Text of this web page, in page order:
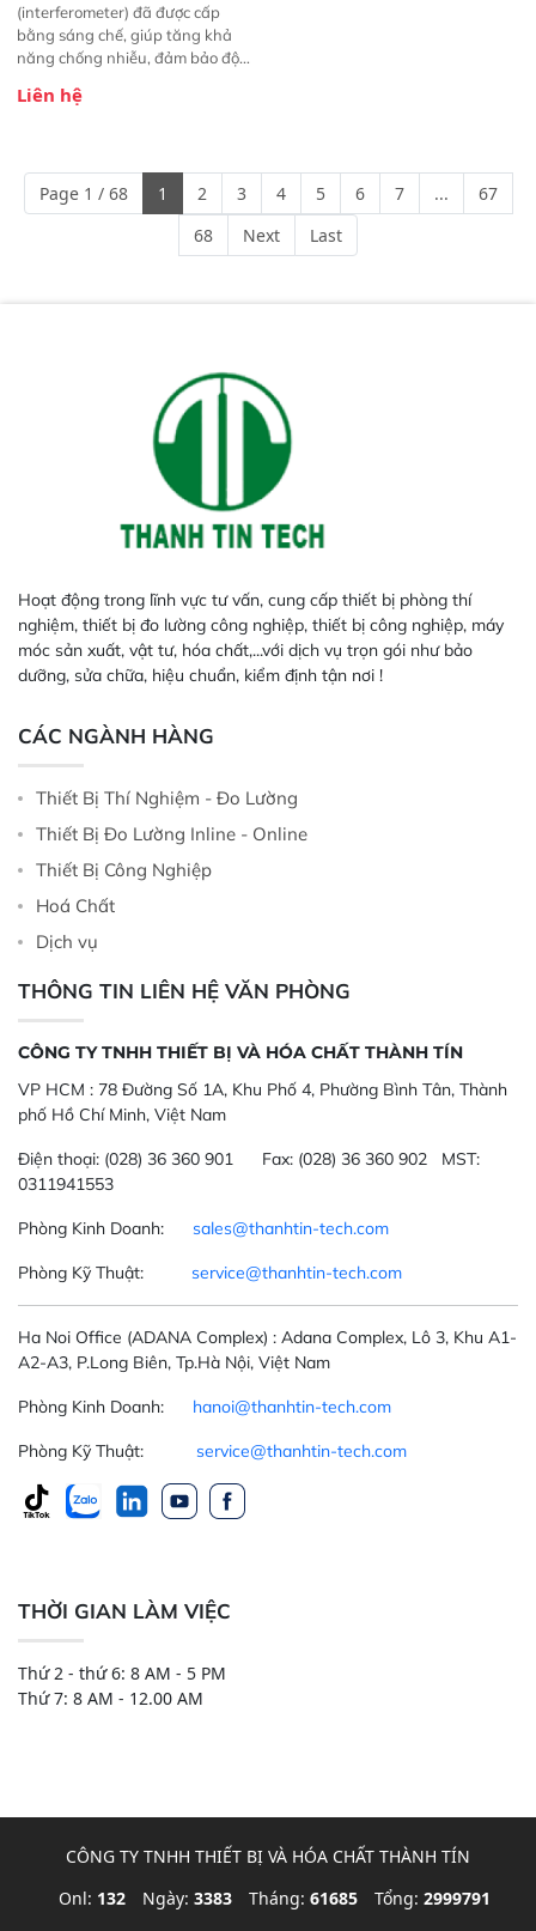
(interferometer) đã được cấp
bằng sáng chế, giúp tăng khả
năng chống nhiễu, đảm bảo độ
Phạm vi ứng dụng rộng: Đáp ứng
ngành công nghiệp khác nhau. 
Độ nhạy cao: Trang bị đầu dò
InGaAs độ nhạy cao, cung cấp
phản hồi phổ tuyến tính đầy đủ,
đảm bảo độ chính xác và khả
Liên hệ
Page 1 / 68 1 2 3 4 5 6 7 ...
67
68
Next Last
Hoạt động trong lĩnh vực tư vấn, cung cấp thiết bị phòng thí
nghiệm, thiết bị đo lường công nghiệp, thiết bị công nghiệp, máy
móc sản xuất, vật tư, hóa chất,...với dịch vụ trọn gói như bảo
dưỡng, sửa chữa, hiệu chuẩn, kiểm định tận nơi !
CÁC NGÀNH HÀNG
Thiết Bị Thí Nghiệm - Đo Lường
Thiết Bị Đo Lường Inline - Online
Thiết Bị Công Nghiệp
Hoá Chất
Dịch vụ
THÔNG TIN LIÊN HỆ VĂN PHÒNG
CÔNG TY TNHH THIẾT BỊ VÀ HÓA CHẤT THÀNH TÍN
VP HCM : 78 Đường Số 1A, Khu Phố 4, Phường Bình Tân, Thành
phố Hồ Chí Minh, Việt Nam
Điện thoại: (028) 36 360 901 Fax: (028) 36 360 902 MST:
0311941553
Phòng Kinh Doanh: sales@thanhtin-tech.com
Phòng Kỹ Thuật: service@thanhtin-tech.com
Ha Noi Office (ADANA Complex) : Adana Complex, Lô 3, Khu A1-
A2-A3, P.Long Biên, Tp.Hà Nội, Việt Nam
Phòng Kinh Doanh: hanoi@thanhtin-tech.com
Phòng Kỹ Thuật: service@thanhtin-tech.com
THỜI GIAN LÀM VIỆC
Thứ 2 - thứ 6: 8 AM - 5 PM
Thứ 7: 8 AM - 12.00 AM
CÔNG TY TNHH THIẾT BỊ VÀ HÓA CHẤT THÀNH TÍN
Onl: 132 Ngày: 3383 Tháng: 61685 Tổng: 2999791